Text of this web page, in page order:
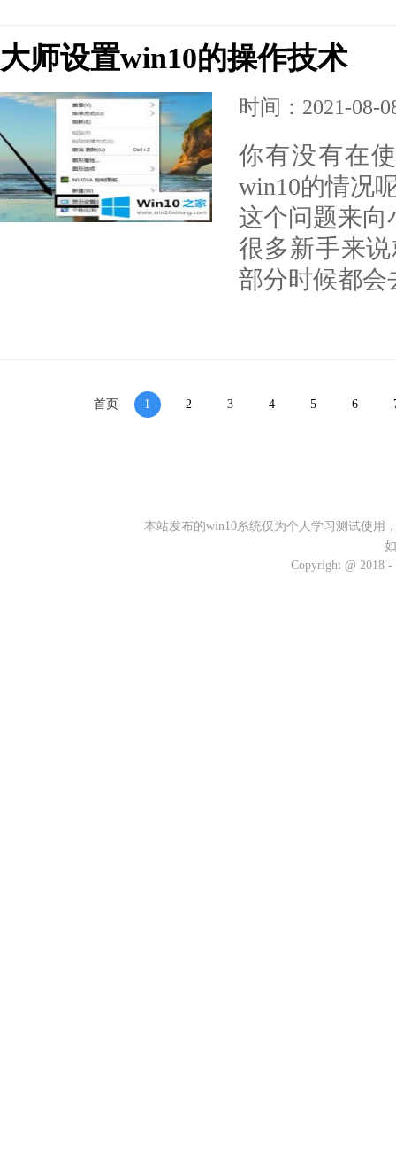
大师设置win10的操作技术
时间：2021-08-
你有没有在
win10的情况
这个问题来向
很多新手来
部分时候都会
首页 1 2 3 4 5 6
本站发布的win10系统仅为个人学习测试使用
Copyright @ 2018